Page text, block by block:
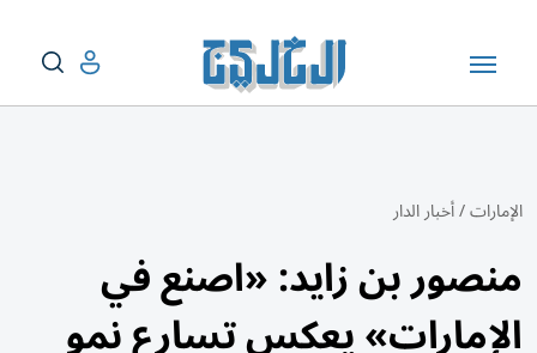
الإمارات/أخبار الدار
منصور بن زايد: «اصنع في
الإمارات» يعكس تسارع نمو